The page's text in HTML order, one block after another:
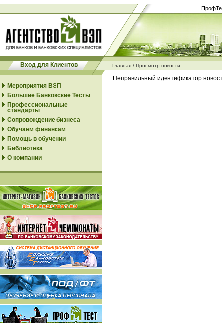
Вход для Клиентов Главная / Просмотр новости
Мероприятия ВЭП
Большие Банковские Тесты
Профессиональные
стандарты
Сопровождение бизнеса
Обучаем финансам
Помощь в обучении
Библиотека
О компании
Неправильный идентификатор